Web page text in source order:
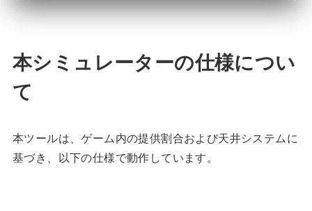
本シミュレーターの仕様につい
て
本ツールは、ゲーム内の提供割合および天井システムに
基づき、以下の仕様で動作しています。